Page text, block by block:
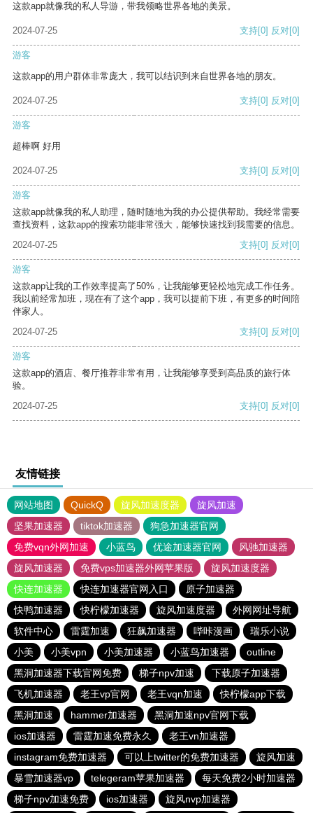
这款app就像我的私人导游，带我领略世界各地的美景。
2024-07-25 支持[0] 反对[0]
游客
这款app的用户群体非常庞大，我可以结识到来自世界各地的朋友。
2024-07-25 支持[0] 反对[0]
游客
超棒啊 好用
2024-07-25 支持[0] 反对[0]
游客
这款app就像我的私人助理，随时随地为我的办公提供帮助。我经常需要
查找资料，这款app的搜索功能非常强大，能够快速找到我需要的信息。
2024-07-25
支持[0] 反对[0]
游客
这款app让我的工作效率提高了50%，让我能够更轻松地完成工作任务。
我以前经常加班，现在有了这个app，我可以提前下班，有更多的时间陪
伴家人。
2024-07-25
支持[0] 反对[0]
游客
这款app的酒店、餐厅推荐非常有用，让我能够享受到高品质的旅行体
验。
2024-07-25
支持[0] 反对[0]
友情链接
网站地图 QuickQ 旋风加速度器
旋风加速
坚果加速器
tiktok加速器
狗急加速器官网
免费vqn外网加速
小蓝鸟 优途加速器官网
风驰加速器
旋风加速器
免费vps加速器外网苹果版
旋风加速度器
快连加速器
快连加速器官网入口
原子加速器
快鸭加速器
快柠檬加速器 旋风加速度器
外网网址导航
软件中心
雷霆加速 狂飙加速器 哔咔漫画
瑞乐小说
小美
小美vpn 小美加速器 小蓝鸟加速器
outline
黑洞加速器下载官网免费
梯子npv加速
下载原子加速器
飞机加速器
老王vp官网 老王vqn加速
快柠檬app下载
黑洞加速
hammer加速器
黑洞加速npv官网下载
ios加速器
雷霆加速免费永久
老王vn加速器
instagram免费加速器
可以上twitter的免费加速器
旋风加速
暴雪加速器vp
telegeram苹果加速器
每天免费2小时加速器
梯子npv加速免费
ios加速器 旋风nvp加速器